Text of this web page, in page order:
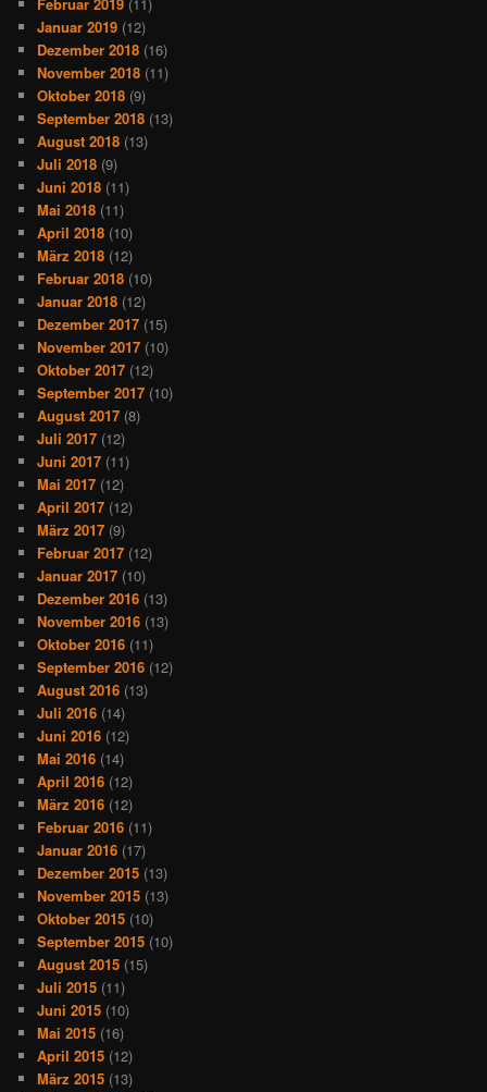
Januar 2019 (12)
Dezember 2018 (16)
November 2018 (11)
Oktober 2018 (9)
September 2018 (13)
August 2018 (13)
Juli 2018 (9)
Juni 2018 (11)
Mai 2018 (11)
April 2018 (10)
März 2018 (12)
Februar 2018 (10)
Januar 2018 (12)
Dezember 2017 (15)
November 2017 (10)
Oktober 2017 (12)
September 2017 (10)
August 2017 (8)
Juli 2017 (12)
Juni 2017 (11)
Mai 2017 (12)
April 2017 (12)
März 2017 (9)
Februar 2017 (12)
Januar 2017 (10)
Dezember 2016 (13)
November 2016 (13)
Oktober 2016 (11)
September 2016 (12)
August 2016 (13)
Juli 2016 (14)
Juni 2016 (12)
Mai 2016 (14)
April 2016 (12)
März 2016 (12)
Februar 2016 (11)
Januar 2016 (17)
Dezember 2015 (13)
November 2015 (13)
Oktober 2015 (10)
September 2015 (10)
August 2015 (15)
Juli 2015 (11)
Juni 2015 (10)
Mai 2015 (16)
April 2015 (12)
März 2015 (13)